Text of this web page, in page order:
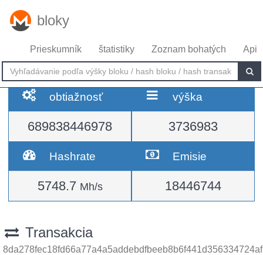
bloky
Prieskumník štatistiky Zoznam bohatých Api
obtiažnosť
689838446978
výška
3736983
Hashrate
5748.7 Mh/s
Emisie
18446744
Transakcia
8da278fec18fd66a77a4a5addebdfbeeb8b6f441d356334724af